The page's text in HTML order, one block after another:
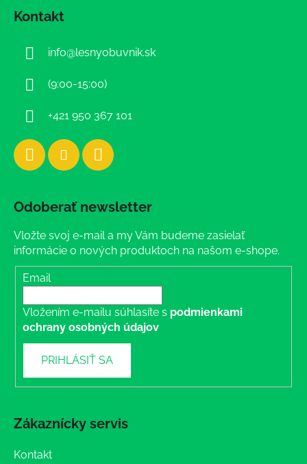
Kontakt
info@lesnyobuvnik.sk
(9:00-15:00)
+421 950 367 101
Odoberať newsletter
Vložte svoj e-mail a my Vám budeme zasielať
informácie o nových produktoch na našom e-shope.
Email
Vložením e-mailu súhlasíte s podmienkami
ochrany osobných údajov
PRIHLÁSIŤ SA
Zákaznícky servis
Kontakt